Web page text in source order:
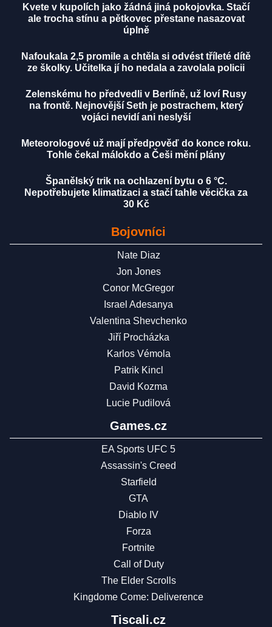
Kvete v kupolích jako žádná jiná pokojovka. Stačí
ale trocha stínu a pětkovec přestane nasazovat
úplně
Nafoukala 2,5 promile a chtěla si odvést tříleté dítě
ze školky. Učitelka jí ho nedala a zavolala policii
Zelenskému ho předvedli v Berlíně, už loví Rusy
na frontě. Nejnovější Seth je postrachem, který
vojáci nevidí ani neslyší
Meteorologové už mají předpověď do konce roku.
Tohle čekal málokdo a Češi mění plány
Španělský trik na ochlazení bytu o 6 °C.
Nepotřebujete klimatizaci a stačí tahle věcička za
30 Kč
Bojovníci
Nate Diaz
Jon Jones
Conor McGregor
Israel Adesanya
Valentina Shevchenko
Jiří Procházka
Karlos Vémola
Patrik Kincl
David Kozma
Lucie Pudilová
Games.cz
EA Sports UFC 5
Assassin's Creed
Starfield
GTA
Diablo IV
Forza
Fortnite
Call of Duty
The Elder Scrolls
Kingdome Come: Deliverence
Tiscali.cz